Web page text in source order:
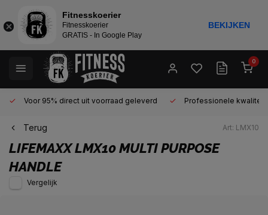
0
Voor 95% direct uit voorraad geleverd Professionele kwaliteit
Terug Art: LMX10
LIFEMAXXLMX10 MULTI PURPOSE
HANDLE
Vergelijk
Fitnesskoerier
Fitnesskoerier
GRATIS - In Google Play
BEKIJKEN